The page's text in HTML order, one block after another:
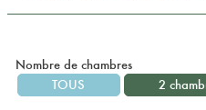
Nombre de chambres
TOUS
2